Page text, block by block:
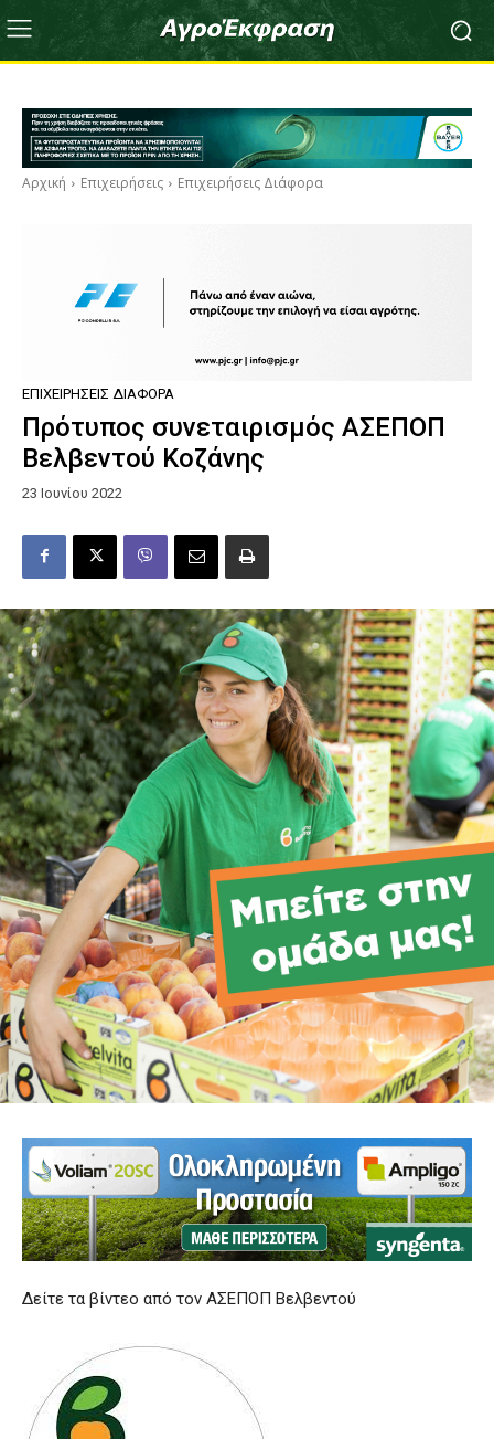
Αρχική Επιχειρήσεις Επιχειρήσεις Διάφορα
ΕΠΙΧΕΙΡΉΣΕΙΣ ΔΙΆΦΟΡΑ
Πρότυπος συνεταιρισμός ΑΣΕΠΟΠ
Βελβεντού Κοζάνης
23 Ιουνίου 2022
Δείτε τα βίντεο από τον ΑΣΕΠΟΠ Βελβεντού